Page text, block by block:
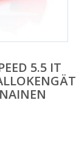
5.5 IT